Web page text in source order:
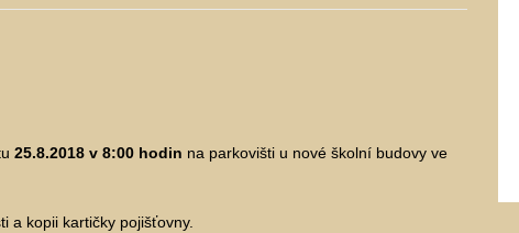
25.8.2018 v 8:00 hodin na parkovišti u nové školní budovy ve
a kopii kartičky pojišťovny.